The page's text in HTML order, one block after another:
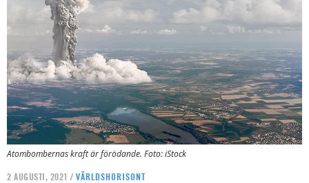
Atombombernas kraft är förödande. Foto: iStock
2 AUGUSTI, 2021 / VÄRLDSHORISONT